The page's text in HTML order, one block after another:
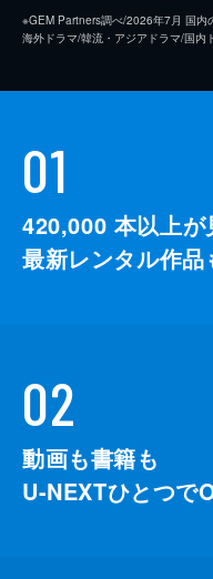
※GEM Partners調べ/2026年7⽉ 国内
海外ドラマ/韓流・アジアドラマ/国内
01
420,000 本以上が
最新レンタル作品
02
動画も書籍も
U-NEXTひとつで